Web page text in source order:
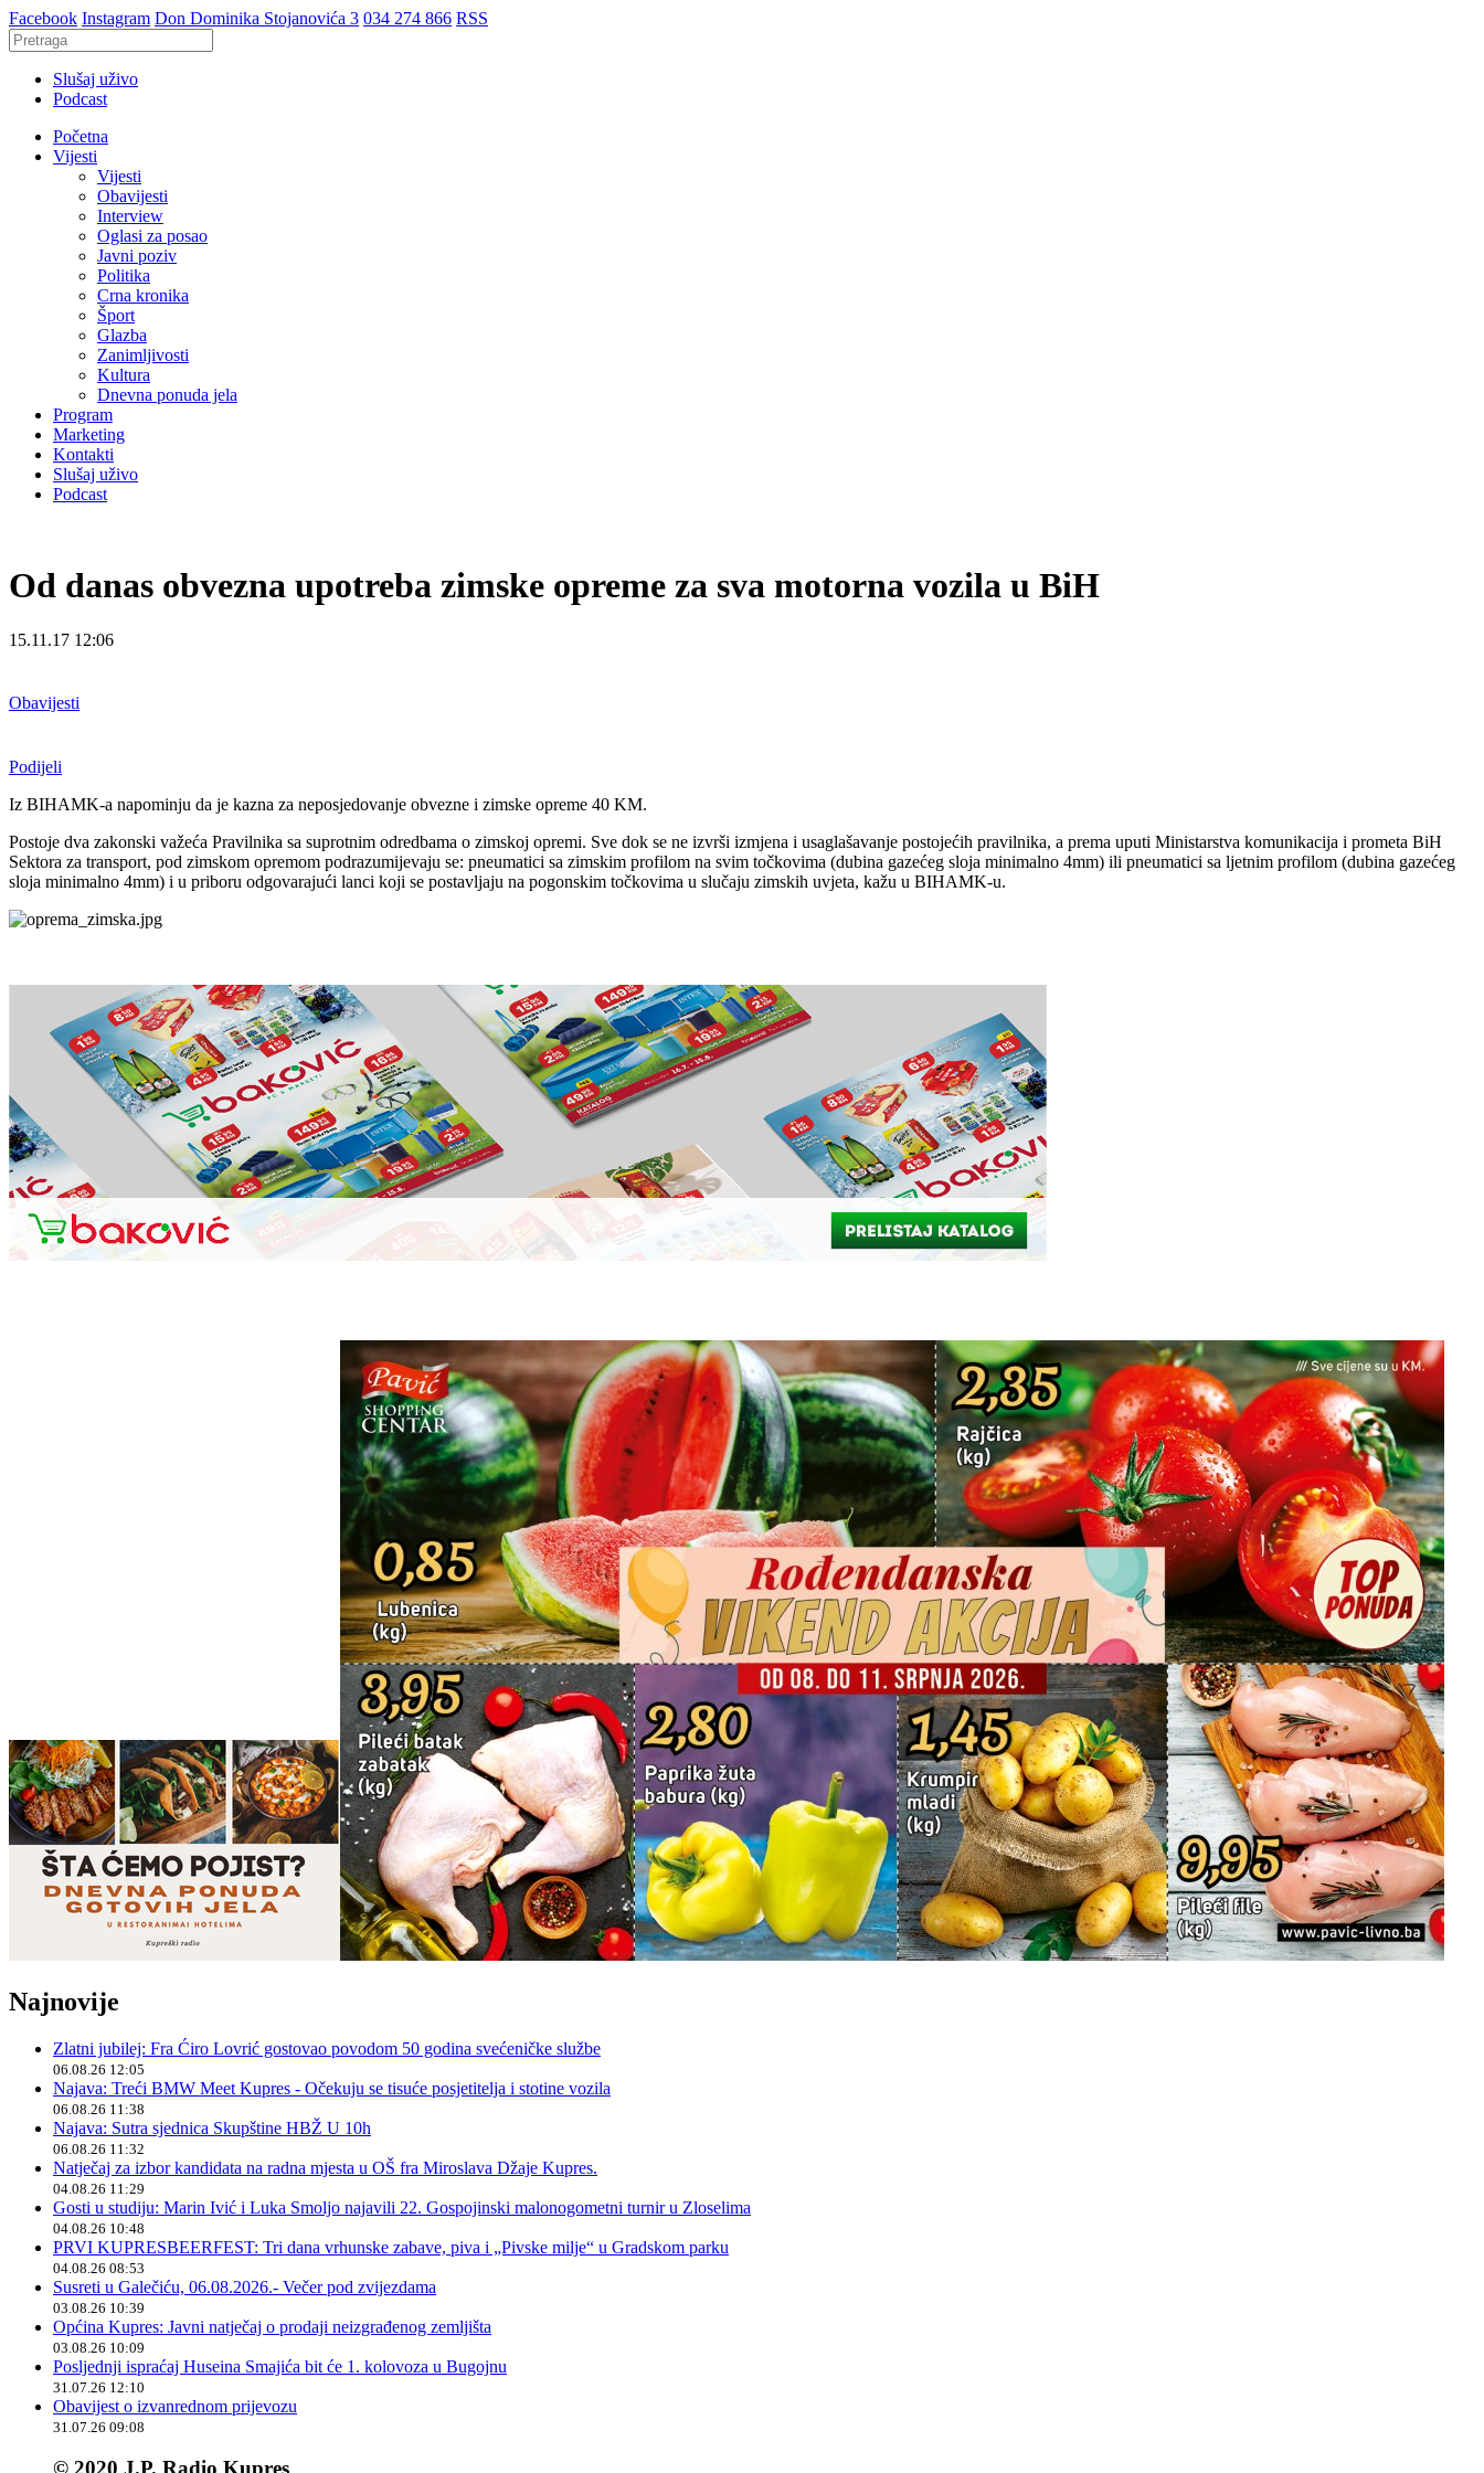
Facebook Instagram Don Dominika Stojanovića 3 034 274 866 RSS
Slušaj uživo
Podcast
Početna
Vijesti
Vijesti
Obavijesti
Interview
Oglasi za posao
Javni poziv
Politika
Crna kronika
Šport
Glazba
Zanimljivosti
Kultura
Dnevna ponuda jela
Program
Marketing
Kontakti
Slušaj uživo
Podcast
Od danas obvezna upotreba zimske opreme za sva motorna vozila u BiH
15.11.17 12:06
Obavijesti
Podijeli
Iz BIHAMK-a napominju da je kazna za neposjedovanje obvezne i zimske opreme 40 KM.
Postoje dva zakonski važeća Pravilnika sa suprotnim odredbama o zimskoj opremi. Sve dok se ne izvrši izmjena i usaglašavanje postojećih pravilnika, a prema uputi Ministarstva komunikacija i prometa BiH
Sektora za transport, pod zimskom opremom podrazumijevaju se: pneumatici sa zimskim profilom na svim točkovima (dubina gazećeg sloja minimalno 4mm) ili pneumatici sa ljetnim profilom (dubina gazećeg
sloja minimalno 4mm) i u priboru odgovarajući lanci koji se postavljaju na pogonskim točkovima u slučaju zimskih uvjeta, kažu u BIHAMK-u.
Najnovije
Zlatni jubilej: Fra Ćiro Lovrić gostovao povodom 50 godina svećeničke službe
06.08.26 12:05
Najava: Treći BMW Meet Kupres - Očekuju se tisuće posjetitelja i stotine vozila
06.08.26 11:38
Najava: Sutra sjednica Skupštine HBŽ U 10h
06.08.26 11:32
Natječaj za izbor kandidata na radna mjesta u OŠ fra Miroslava Džaje Kupres.
04.08.26 11:29
Gosti u studiju: Marin Ivić i Luka Smoljo najavili 22. Gospojinski malonogometni turnir u Zloselima
04.08.26 10:48
PRVI KUPRESBEERFEST: Tri dana vrhunske zabave, piva i „Pivske milje“ u Gradskom parku
04.08.26 08:53
Susreti u Galečiću, 06.08.2026.- Večer pod zvijezdama
03.08.26 10:39
Općina Kupres: Javni natječaj o prodaji neizgrađenog zemljišta
03.08.26 10:09
Posljednji ispraćaj Huseina Smajića bit će 1. kolovoza u Bugojnu
31.07.26 12:10
Obavijest o izvanrednom prijevozu
31.07.26 09:08
© 2020 J.P. Radio Kupres